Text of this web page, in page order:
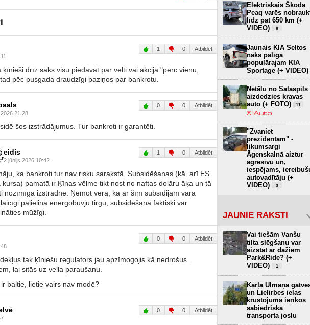
1 0 Atbildēt
drīz sāks visu piedāvāt par velti vai akcijā "pērc vienu,
pēc pusgada draudzīgi paziņos par bankrotu.
21:28
0 0 Atbildēt
šos izstrādājumus. Tur bankroti ir garantēti.
eidis
2.jūnijs 2026 10:42
1 0 Atbildēt
ka bankroti tur nav risku sarakstā. Subsidēšanas (kā arī ES
kursa) pamatā ir Ķīnas vēlme tikt nost no naftas dolāru āķa un tā
nozīmīga izstrādne. Ņemot vērā, ka ar šīm subsīdijām vara
palielina energobūvju tirgu, subsidēšana faktiski var
mūžīgi.
0 0 Atbildēt
tak ķīniešu regulators jau apzīmogojis kā nedrošus.
lai sitās uz vella paraušanu.
baltie, lietie vairs nav modē?
0 0 Atbildēt
Elektriskais Škoda
Peaq varēs
līdz pat 650 km (+
VIDEO)
8
Jaunais KIA Seltos
nāks palīgā
populārajam KIA
Sportage (+ VIDEO)
Netālu no Salaspils
aizdedzies kravas
auto (+ FOTO)
11
"Zvaniet
prezidentam" -
likumsargi
Āgenskalnā aiztur
agresīvu un,
iespējams,
autovadītāju (+
VIDEO)
3
JAUNIE RAKSTI
Vai tiešām Vanšu
tilta slēgšanu var
aizstāt ar dažiem
Park&Ride? (+
VIDEO)
1
Kārļa Ulmaņa
un Lielirbes ielas
krustojumā ierīkos
sabiedriskā
transporta joslu